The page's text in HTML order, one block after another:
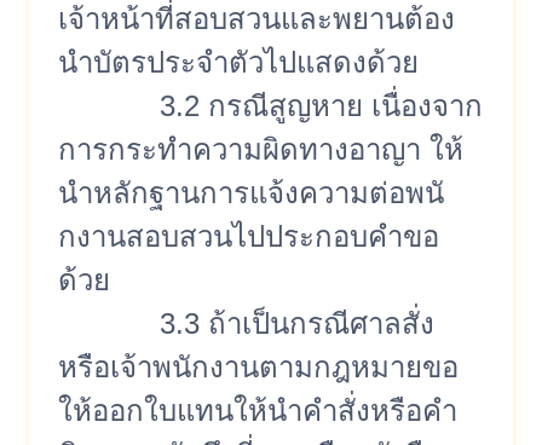
เจ้าหน้าที่สอบสวนและพยานต้อง
นำบัตรประจำตัวไปแสดงด้วย
3.2 กรณีสูญหาย เนื่องจาก
การกระทำความผิดทางอาญา ให้
นำหลักฐานการแจ้งความต่อพนั
กงานสอบสวนไปประกอบคำขอ
ด้วย
3.3 ถ้าเป็นกรณีศาลสั่ง
หรือเจ้าพนักงานตามกฎหมายขอ
ให้ออกใบแทนให้นำคำสั่งหรือคำ